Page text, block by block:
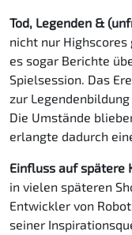
Tod, Legenden &
nicht nur
es sogar Berichte
Spielsession. Das
zur
Die Umstände
erlangte dadurch
Einfluss auf spätere
in vielen späteren
Entwickler von
seiner